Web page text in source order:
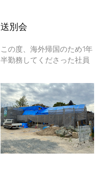
送別会
この度、海外帰国のため1年
半勤務してくださった社員